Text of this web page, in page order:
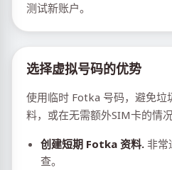
测试新账户。
选择虚拟号码的优势
使用临时 Fotka 号码，避免垃
料，或在无需额外SIM卡的情
创建短期 Fotka 资料. 非常
查。